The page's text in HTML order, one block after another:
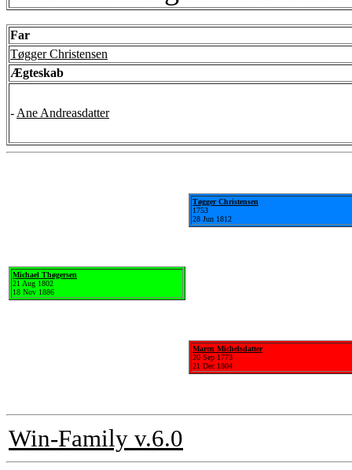
Far
Tøgger Christensen
Ægteskab
- Ane Andreasdatter
Michael Thøgersen
21 Aug 1802
18 Nov 1886
Tøgger Christensen
1753
28 Jun 1812
Maren Michelsdatter
20 Sep 1773
21 Dec 1804
Win-Family v.6.0